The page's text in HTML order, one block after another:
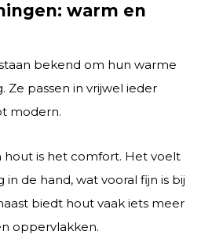
warm en
bekend om hun warme
Ze passen in vrijwel ieder
modern.
hout is het comfort. Het voelt
de hand, wat vooral fijn is bij
biedt hout vaak iets meer
oppervlakken.